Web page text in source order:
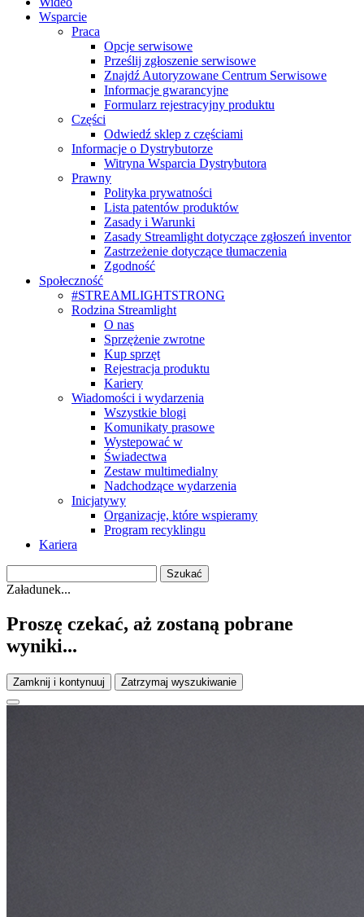
Wsparcie
Praca
Opcje serwisowe
Prześlij zgłoszenie serwisowe
Znajdź Autoryzowane Centrum Serwisowe
Informacje gwarancyjne
Formularz rejestracyjny produktu
Części
Odwiedź sklep z częściami
Informacje o Dystrybutorze
Witryna Wsparcia Dystrybutora
Prawny
Polityka prywatności
Lista patentów produktów
Zasady i Warunki
Zasady Streamlight dotyczące zgłoszeń inventor
Zastrzeżenie dotyczące tłumaczenia
Zgodność
Społeczność
#STREAMLIGHTSTRONG
Rodzina Streamlight
O nas
Sprzężenie zwrotne
Kup sprzęt
Rejestracja produktu
Kariery
Wiadomości i wydarzenia
Wszystkie blogi
Komunikaty prasowe
Wystepować w
Świadectwa
Zestaw multimedialny
Nadchodzące wydarzenia
Inicjatywy
Organizacje, które wspieramy
Program recyklingu
Kariera
Załadunek...
Proszę czekać, aż zostaną pobrane
wyniki...
Zamknij i kontynuuj Zatrzymaj wyszukiwanie